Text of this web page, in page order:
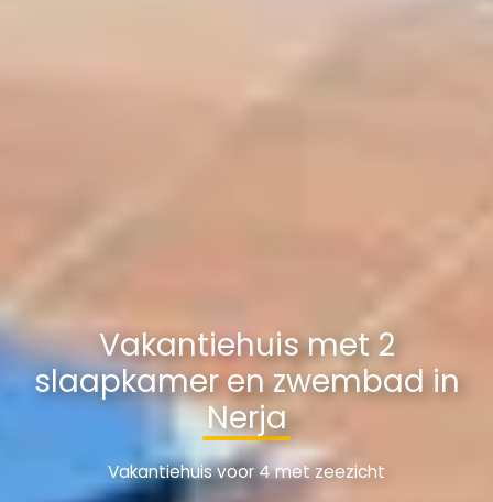
Vakantiehuis met 2
slaapkamer en zwembad in
Nerja
Vakantiehuis voor 4 met zeezicht